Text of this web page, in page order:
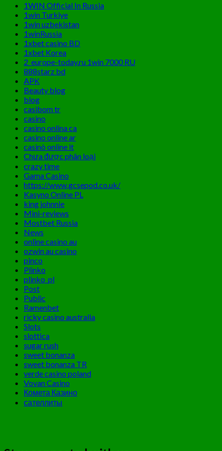
1WIN Official In Russia
1win Turkiye
1win uzbekistan
1winRussia
1xbet casino BD
1xbet Korea
2_europe-today.ru 1win 7000 RU
888starz bd
APK
Beauty blog
blog
casibom tr
casino
casino onlina ca
casino online ar
casinò online it
Chưa được phân loại
crazy time
Gama Casino
https://www.gcsepod.co.uk/
Kasyno Online PL
king johnnie
Mini-reviews
Mostbet Russia
News
online casino au
ozwin au casino
pinco
Plinko
plinko_pl
Post
Public
Ramenbet
ricky casino australia
Slots
slottica
sugar rush
sweet bonanza
sweet bonanza TR
verde casino poland
Vovan Casino
Комета Казино
сателлиты